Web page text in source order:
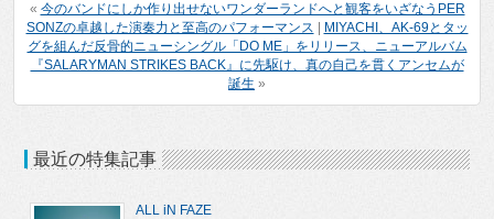
« 今のバンドにしか作り出せないワンダーランドへと観客をいざなうPER
SONZの卓越した演奏力と至高のパフォーマンス
MIYACHI、AK-69とタッ
グを組んだ反骨的ニューシングル「DO ME」をリリース、ニューアルバム
『SALARYMAN STRIKES BACK』に先駆け、真の自己を貫くアンセムが
誕生 »
最近の特集記事
ALL iN FAZE